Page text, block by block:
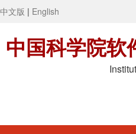
中文版 | English
中国科学院软